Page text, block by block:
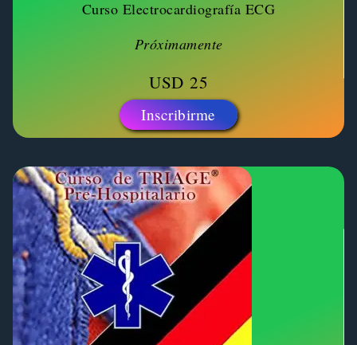
Curso Electrocardiografía ECG
Próximamente
USD 25
Inscribirme